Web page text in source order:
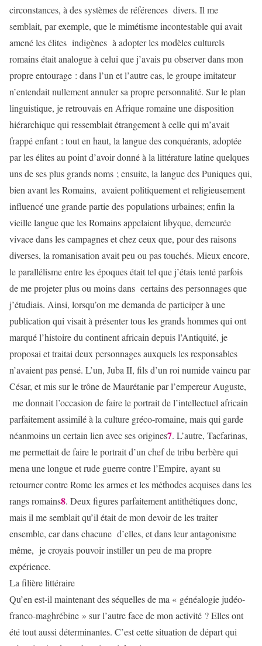
circonstances, à des systèmes de références divers. Il me
semblait, par exemple, que le mimétisme incontestable qui avait
amené les élites indigènes à adopter les modèles culturels
romains était analogue à celui que j’avais pu observer dans mon
propre entourage : dans l’un et l’autre cas, le groupe imitateur
n’entendait nullement annuler sa propre personnalité. Sur le plan
linguistique, je retrouvais en Afrique romaine une disposition
hiérarchique qui ressemblait étrangement à celle qui m’avait
frappé enfant : tout en haut, la langue des conquérants, adoptée
par les élites au point d’avoir donné à la littérature latine quelques
uns de ses plus grands noms ; ensuite, la langue des Puniques qui,
bien avant les Romains, avaient politiquement et religieusement
influencé une grande partie des populations urbaines; enfin la
vieille langue que les Romains appelaient libyque, demeurée
vivace dans les campagnes et chez ceux que, pour des raisons
diverses, la romanisation avait peu ou pas touchés. Mieux encore,
le parallélisme entre les époques était tel que j’étais tenté parfois
de me projeter plus ou moins dans certains des personnages que
j’étudiais. Ainsi, lorsqu’on me demanda de participer à une
publication qui visait à présenter tous les grands hommes qui ont
marqué l’histoire du continent africain depuis l’Antiquité, je
proposai et traitai deux personnages auxquels les responsables
n’avaient pas pensé. L’un, Juba II, fils d’un roi numide vaincu par
César, et mis sur le trône de Maurétanie par l’empereur Auguste,
me donnait l’occasion de faire le portrait de l’intellectuel africain
parfaitement assimilé à la culture gréco-romaine, mais qui garde
néanmoins un certain lien avec ses origines7. L’autre, Tacfarinas,
me permettait de faire le portrait d’un chef de tribu berbère qui
mena une longue et rude guerre contre l’Empire, ayant su
retourner contre Rome les armes et les méthodes acquises dans les
rangs romains8. Deux figures parfaitement antithétiques donc,
mais il me semblait qu’il était de mon devoir de les traiter
ensemble, car dans chacune d’elles, et dans leur antagonisme
même, je croyais pouvoir instiller un peu de ma propre
expérience.
La filière littéraire
Qu’en est-il maintenant des séquelles de ma « généalogie judéo-
franco-maghrébine » sur l’autre face de mon activité ? Elles ont
été tout aussi déterminantes. C’est cette situation de départ qui